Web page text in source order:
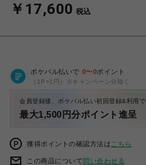
￥17,600 税込
ポケパル払いで 0〜0ポイント
（1P=1円）※キャンペーン分除く
会員登録後、ポケパル払い初回登録&利用で
最大1,500円分ポイント進呈
獲得ポイントの確認方法は こちら
この商品について問い合わせる